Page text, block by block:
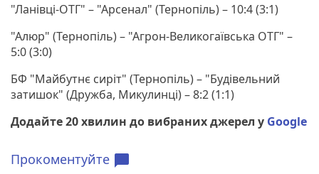
"Ланівці-ОТГ" – "Арсенал" (Тернопіль) – 10:4 (3:1)
"Алюр" (Тернопіль) – "Агрон-Великогаївська ОТГ" –
5:0 (3:0)
БФ "Майбутнє сиріт" (Тернопіль) – "Будівельний
затишок" (Дружба, Микулинці) – 8:2 (1:1)
Додайте 20 хвилин до вибраних джерел у Google
Прокоментуйте chat_bubble